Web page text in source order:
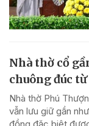
Nhà thờ cổ
chuông đúc
Nhà thờ Phú
vẫn lưu giữ gần